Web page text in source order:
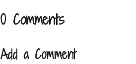
0 Comments
Add a Comment